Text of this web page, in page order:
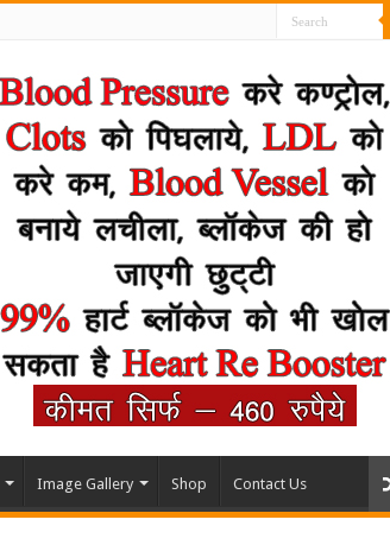
Image Gallery Shop Contact Us